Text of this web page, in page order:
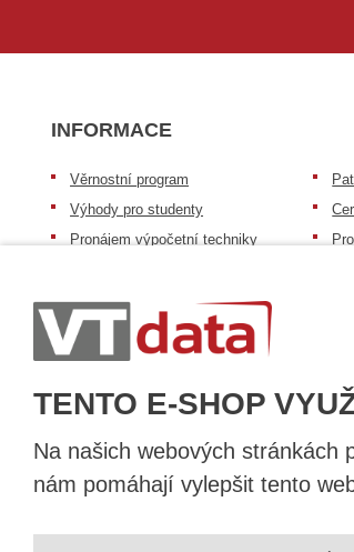
TENTO E-SHOP
Na našich webových stránkách
nám pomáhají vylepšit tento
INFORMACE
Věrnostní program
Výhody pro studenty
Pronájem výpočetní techniky
Patro repasovaná výpočetní
technika
Patro baterie mobile energy